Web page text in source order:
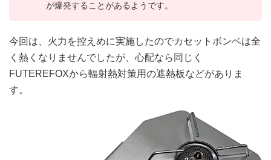
が爆発することがあるようです。
今回は、火力を控えめに実施したのでカセットボンベは全
く熱くなりませんでしたが、心配なら同じく
FUTEREFOXから輻射熱対策用の遮熱板などがありま
す。